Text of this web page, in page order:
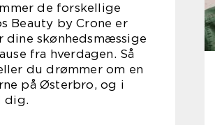
de forskellige
Beauty by Crone er
skønhedsmæssige
fra hverdagen. Så
du drømmer om en
på Østerbro, og i
dig.